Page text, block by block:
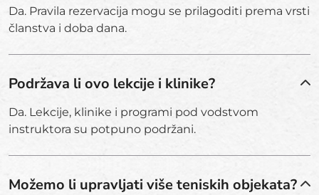
Da. Pravila rezervacija mogu se prilagoditi prema vrsti
članstva i doba dana.
Podržava li ovo lekcije i klinike?
Da. Lekcije, klinike i programi pod vodstvom
instruktora su potpuno podržani.
Možemo li upravljati više teniskih objekata?